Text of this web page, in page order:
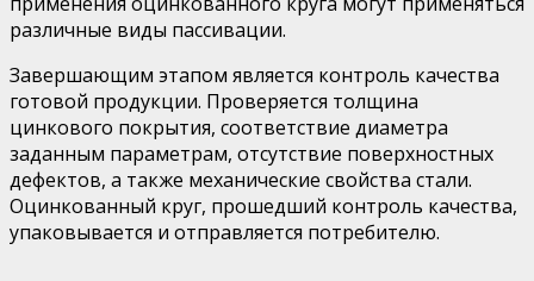
различные виды пассивации.
Завершающим этапом является контроль качества
готовой продукции. Проверяется толщина
цинкового покрытия, соответствие диаметра
заданным параметрам, отсутствие поверхностных
дефектов, а также механические свойства стали.
Оцинкованный круг, прошедший контроль качества,
упаковывается и отправляется потребителю.